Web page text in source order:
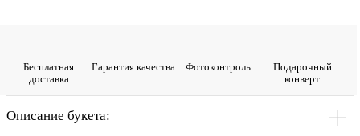
Бесплатная
доставка
Гарантия качества Фото­контроль
Подарочный
конверт
Описание букета: